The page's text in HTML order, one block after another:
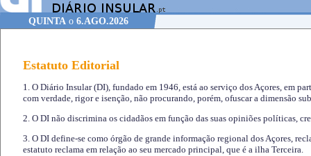
QUINTAo 6.AGO.2026
Estatuto Editorial
1. O Diário Insular (DI), fundado em 1946, está ao serviço dos Açores, em
com verdade, rigor e isenção, não procurando, porém, ofuscar a dimensão
2. O DI não discrimina os cidadãos em função das suas opiniões políticas,
3. O DI define-se como órgão de grande informação regional dos Açores,
estatuto reclama em relação ao seu mercado principal, que é a ilha Terceira.